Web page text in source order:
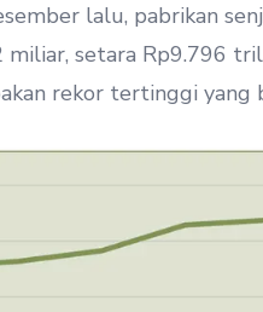
lalu, pabrikan
setara Rp9.796
rekor tertinggi yang